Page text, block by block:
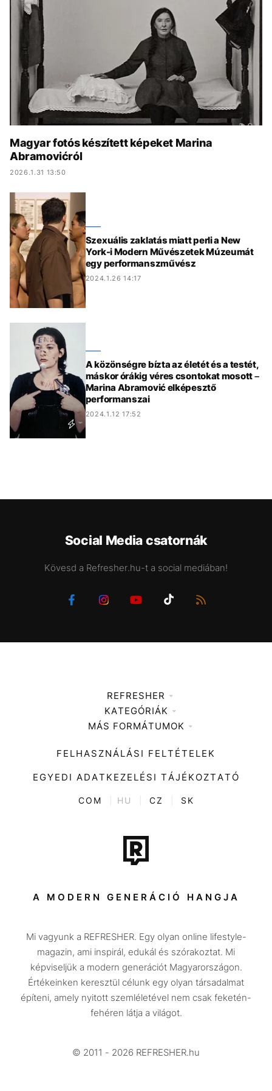
KÖZÉLET
ÉLETMÓD DESIGN
BESZÉLGETÉSEK ARCOK
VIDEÓ TÖRTÉNETEK
GASZTRO
Magyar fotós készített képeket Marina
Abramovićról
2026.1.31 13:50
Szexuális zaklatás miatt perli a New
York-i Modern Művészetek Múzeumát
egy performanszművész
2024.1.26 14:17
A közönségre bízta az életét és a testét,
máskor órákig véres csontokat mosott –
Marina Abramović elképesztő
performanszai
2024.1.12 17:52
Social Media csatornák
Kövesd a Refresher.hu-t a social mediában!
REFRESHER
Médiaajánlat
KATEGÓRIÁK
Zene
Divat
Kultúra
ENTR
Tech-Tudomány
Sport
Társadalom
Utazás
Életmód
Design
Beszélgetések
Videó
MÁS FORMÁTUMOK
FELHASZNÁLÁSI FELTÉTELEK
EGYEDI ADATKEZELÉSI TÁJÉKOZTATÓ
COM HU CZ SK
A MODERN GENERÁCIÓ HANGJA
Mi vagyunk a REFRESHER. Egy olyan online lifestyle-
magazin, ami inspirál, edukál és szórakoztat. Mi
képviseljük a modern generációt Magyarországon.
Értékeinken keresztül célunk egy olyan társadalmat
építeni, amely nyitott szemléletével nem csak feketén-
fehéren látja a világot.
© 2011 - 2026 REFRESHER.hu